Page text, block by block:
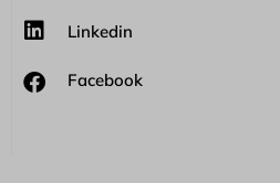
Linkedin
Facebook